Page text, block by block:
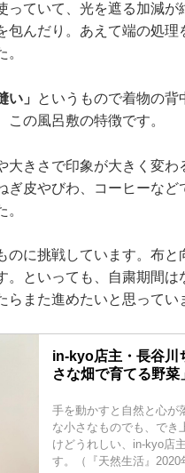
っていて、光を遮る加減
包んだり。あえて端の処
い」
というもので着物の背
の風呂敷の特徴です。
大きさで印象が大きく変
ぎ皮やびわ、コーヒーな
のに挑戦しています。布
。といっても、自粛期間
また進めたいと思ってい
in-kyo店主・長谷川
さな畑で育てる野
手を動かすと自然と心が
な小さなものでも、でき
けどうれしい、in-kyo店
す。（『天然生活』2020